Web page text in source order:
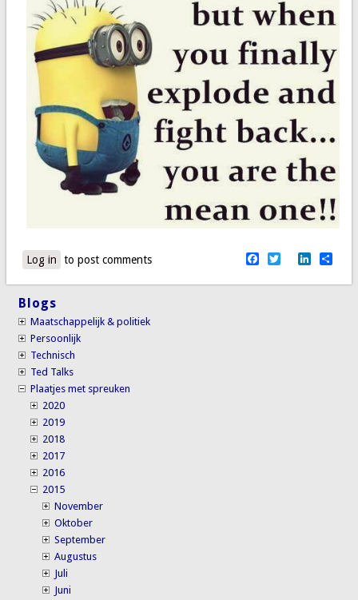
Facebook
Twitter
Log in to post comments
Blogs
Maatschappelijk & politiek
Persoonlijk
Technisch
Ted Talks
Plaatjes met spreuken
2020
2019
2018
2017
2016
2015
November
Oktober
September
Augustus
Juli
Juni